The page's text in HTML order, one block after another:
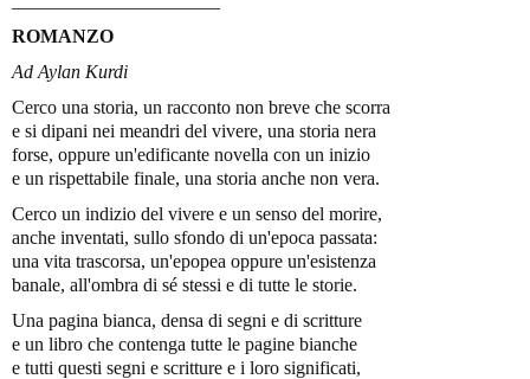
ROMANZO
Ad Aylan Kurdi
Cerco una storia, un racconto non breve che scorra
e si dipani nei meandri del vivere, una storia nera
forse, oppure un'edificante novella con un inizio
e un rispettabile finale, una storia anche non vera.
Cerco un indizio del vivere e un senso del morire,
anche inventati, sullo sfondo di un'epoca passata:
una vita trascorsa, un'epopea oppure un'esistenza
banale, all'ombra di sé stessi e di tutte le storie.
Una pagina bianca, densa di segni e di scritture
e un libro che contenga tutte le pagine bianche
e tutti questi segni e scritture e i loro significati,